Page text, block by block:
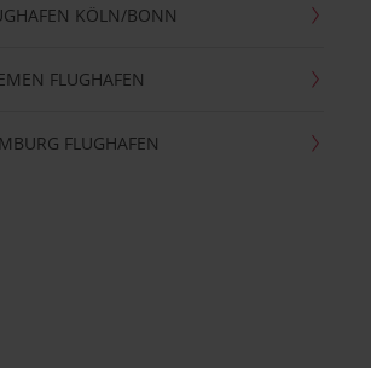
KÖLN/BONN
FLUGHAFEN
FLUGHAFEN